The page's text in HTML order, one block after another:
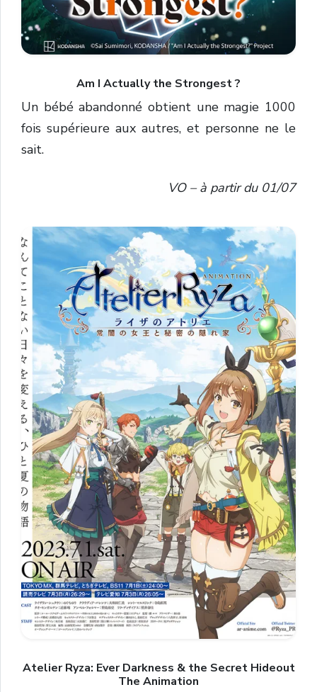
Am I Actually the Strongest ?
Un bébé abandonné obtient une magie 1000
fois supérieure aux autres, et personne ne le
sait.
VO – à partir du 01/07
Atelier Ryza: Ever Darkness & the Secret Hideout
The Animation